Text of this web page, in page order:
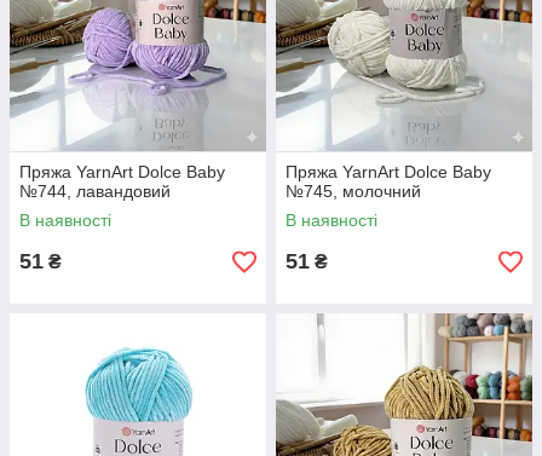
Пряжа YarnArt Dolce Baby
№744, лавандовий
В наявності
51 ₴
Пряжа YarnArt Dolce Baby
№745, молочний
В наявності
51 ₴